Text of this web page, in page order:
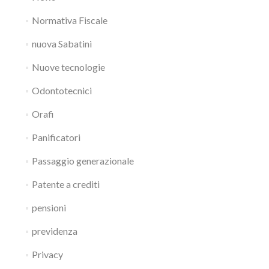
Normativa Fiscale
nuova Sabatini
Nuove tecnologie
Odontotecnici
Orafi
Panificatori
Passaggio generazionale
Patente a crediti
pensioni
previdenza
Privacy